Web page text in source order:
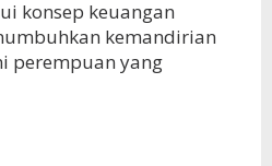
konsep keuangan
kemandirian
perempuan yang